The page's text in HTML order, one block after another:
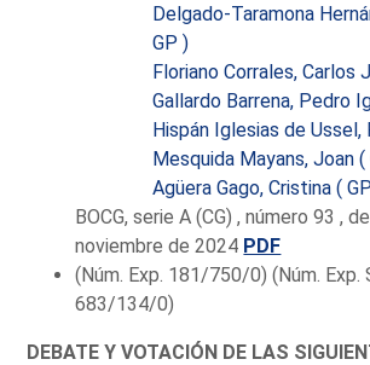
Delgado-Taramona
GP )
Floriano Corrales, Carlos
Gallardo Barrena, Pedro
Hispán Iglesias de Ussel,
Mesquida Mayans, Joan (
Agüera Gago, Cristina (
BOCG, serie A (CG) , número 93 ,
noviembre de 2024 PDF
(Núm. Exp. 181/750/0) (Núm. Exp.
683/134/0)
DEBATE Y VOTACIÓN DE LAS